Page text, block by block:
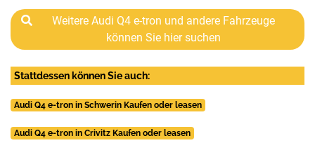
Weitere Audi Q4 e-tron und andere Fahrzeuge
können Sie hier suchen
Stattdessen können Sie auch:
Audi Q4 e-tron in Schwerin Kaufen oder leasen
Audi Q4 e-tron in Crivitz Kaufen oder leasen